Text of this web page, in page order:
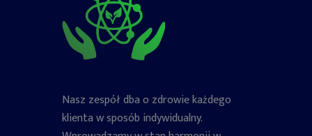
Nasz zespół dba o zdrowie każdego
klienta w sposób indywidualny.